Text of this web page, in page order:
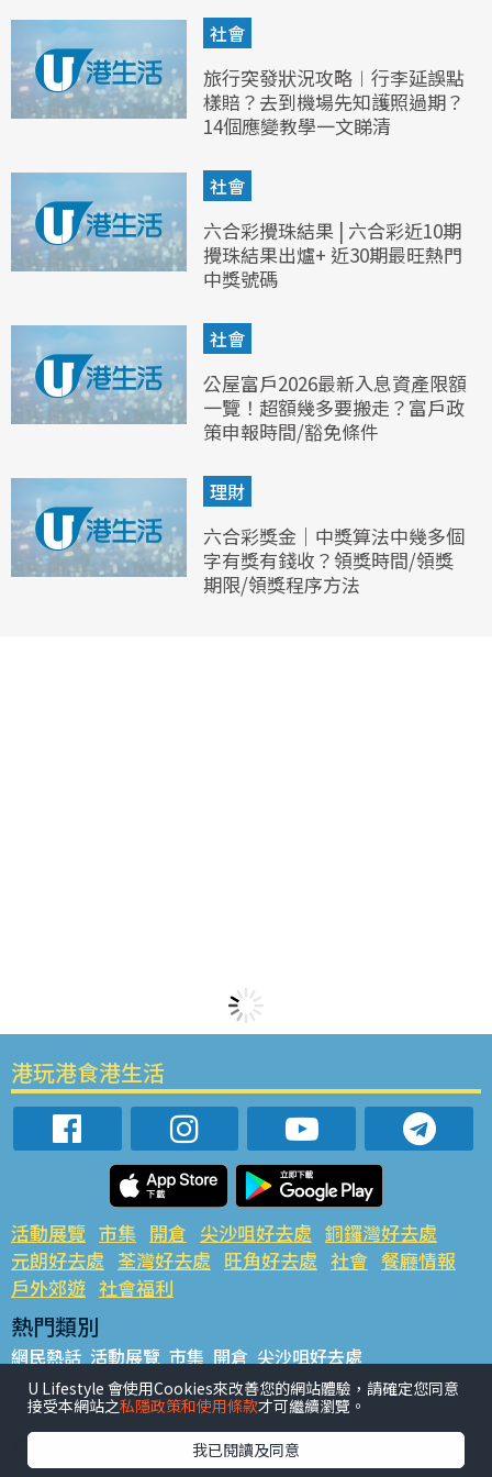
社會
旅行突發狀況攻略︱行李延誤點
樣賠？去到機場先知護照過期？
14個應變教學一文睇清
社會
六合彩攪珠結果 | 六合彩近10期
攪珠結果出爐+ 近30期最旺熱門
中獎號碼
社會
公屋富戶2026最新入息資產限額
一覽！超額幾多要搬走？富戶政
策申報時間/豁免條件
理財
六合彩獎金｜中獎算法中幾多個
字有獎有錢收？領獎時間/領獎
期限/領獎程序方法
港玩港食港生活
活動展覽 市集 開倉 尖沙咀好去處 銅鑼灣好去處
元朗好去處 荃灣好去處 旺角好去處 社會 餐廳情報
戶外郊遊 社會福利
熱門類別
網民熱話 活動展覽 市集 開倉 尖沙咀好去處
銅鑼灣好去處 元朗好去處 荃灣好去處 旺角好去處 社會
餐廳情報 戶外郊遊
熱門標籤
U Lifestyle 會使用Cookies來改善您的網站體驗，請確定您同意
接受本網站之私隱政策和使用條款才可繼續瀏覽。
我已閱讀及同意